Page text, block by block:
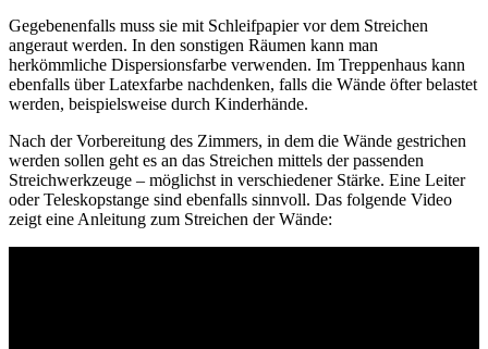
Gegebenenfalls muss sie mit Schleifpapier vor dem Streichen
angeraut werden. In den sonstigen Räumen kann man
herkömmliche Dispersionsfarbe verwenden. Im Treppenhaus kann
ebenfalls über Latexfarbe nachdenken, falls die Wände öfter belastet
werden, beispielsweise durch Kinderhände.
Nach der Vorbereitung des Zimmers, in dem die Wände gestrichen
werden sollen geht es an das Streichen mittels der passenden
Streichwerkzeuge – möglichst in verschiedener Stärke. Eine Leiter
oder Teleskopstange sind ebenfalls sinnvoll. Das folgende Video
zeigt eine Anleitung zum Streichen der Wände: